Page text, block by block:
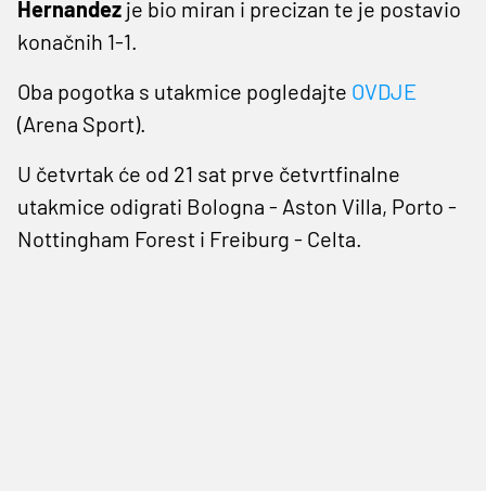
Hernandez je bio miran i precizan te je postavio
konačnih 1-1.
Oba pogotka s utakmice pogledajte OVDJE
(Arena Sport).
U četvrtak će od 21 sat prve četvrtfinalne
utakmice odigrati Bologna - Aston Villa, Porto -
Nottingham Forest i Freiburg - Celta.